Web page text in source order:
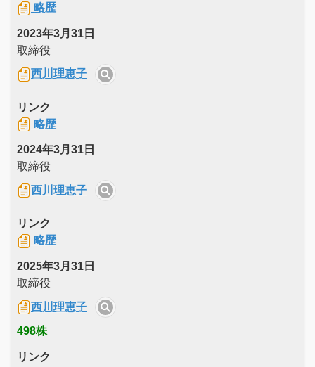
略歴
2023年3月31日
取締役
西川理恵子
リンク
略歴
2024年3月31日
取締役
西川理恵子
リンク
略歴
2025年3月31日
取締役
西川理恵子
498株
リンク